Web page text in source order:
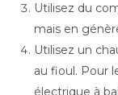
Utilisez du
mais en
Utilisez un
au fioul. Pour
électrique à